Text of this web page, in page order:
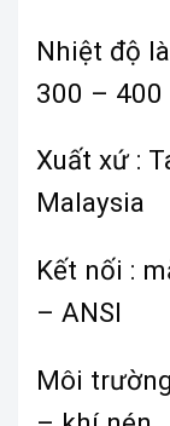
Nhiệt độ
300 – 400
Xuất xứ :
Malaysia
Kết nối :
– ANSI
Môi